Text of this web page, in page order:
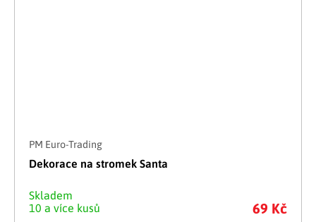
PM Euro-Trading
Dekorace na stromek Santa
Skladem
10 a více kusů
69 Kč